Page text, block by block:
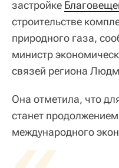
застройке
строительстве
природного газа,
министр
связей региона
Она отметила, что
станет
международного